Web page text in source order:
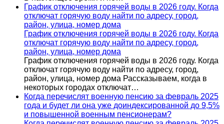
График отключения горячей воды в 2026 году. Когда
отключат горячую воду найти по адресу, город,
район, улица, номер дома
График отключения горячей воды в 2026 году. Когда
отключат горячую воду найти по адресу, город,
район, улица, номер дома
График отключения горячей воды в 2026 году. Когда
отключат горячую воду найти по адресу, город,
район, улица, номер дома Рассказываем, когда в
некоторых городах отключат…
Когда перечислят военную пенсию за февраль 2025
года и будет ли она уже доиндексированной до 9,5%
и повышенной военным пенсионерам?